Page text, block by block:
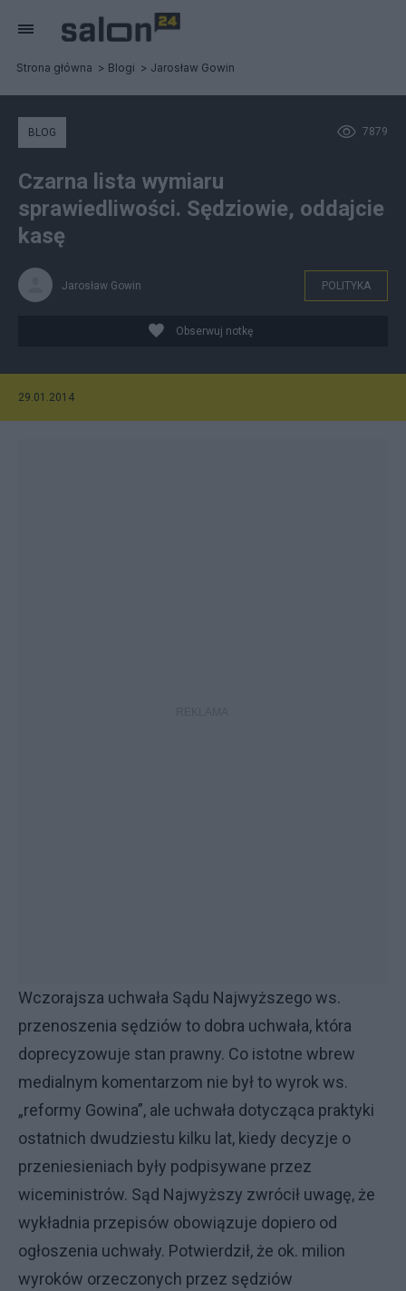
Strona główna Blogi Jarosław Gowin
7879
BLOG
Czarna lista wymiaru
sprawiedliwości. Sędziowie, oddajcie
kasę
Jarosław Gowin POLITYKA
Obserwuj notkę
29.01.2014
Wczorajsza uchwała Sądu Najwyższego ws.
przenoszenia sędziów to dobra uchwała, która
doprecyzowuje stan prawny. Co istotne wbrew
medialnym komentarzom nie był to wyrok ws.
„reformy Gowina”, ale uchwała dotycząca praktyki
ostatnich dwudziestu kilku lat, kiedy decyzje o
przeniesieniach były podpisywane przez
wiceministrów. Sąd Najwyższy zwrócił uwagę, że
wykładnia przepisów obowiązuje dopiero od
ogłoszenia uchwały. Potwierdził, że ok. milion
wyroków orzeczonych przez sędziów